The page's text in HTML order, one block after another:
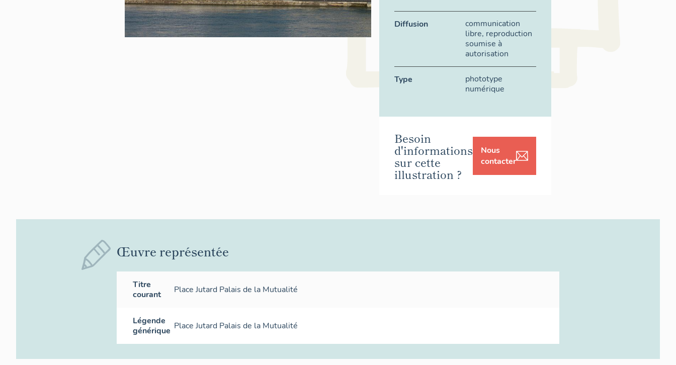
Diffusion
communication
libre, reproduction
soumise à
autorisation
Type
phototype
numérique
Besoin
d'informations
sur cette
illustration ?
Nous
contacter
Œuvre représentée
Titre
courant
Place Jutard Palais de la Mutualité
Légende
générique Place Jutard Palais de la Mutualité